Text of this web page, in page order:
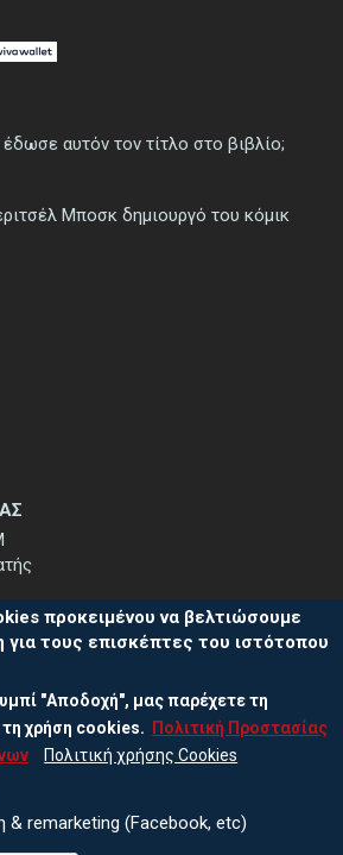
αυτόν τον τίτλο στο βιβλίο;
Μποσκ δημιουργό του κόμικ
ΔΕΛΤΙΟ
τις νέες εκδόσεις μας και τις εκδηλώσεις
μας δελτίο.
προκειμένου να βελτιώσουμε
για τους επισκέπτες του ιστότοπου
"Αποδοχή", μας παρέχετε τη
χρήση cookies.
Πολιτική Προστασίας
Πολιτική χρήσης Cookies
& remarketing (Facebook, etc)